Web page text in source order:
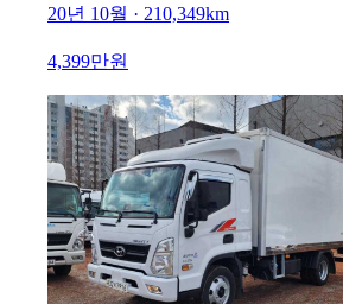
20년 10월 · 210,349km
4,399만원